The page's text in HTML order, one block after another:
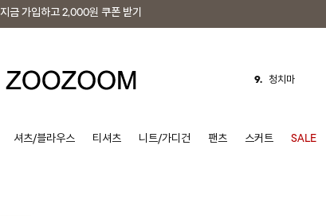
지금 가입하고 2,000원 쿠폰 받기
9. 청치마
셔츠/블라우스 티셔츠 니트/가디건 팬츠 스커트 SALE